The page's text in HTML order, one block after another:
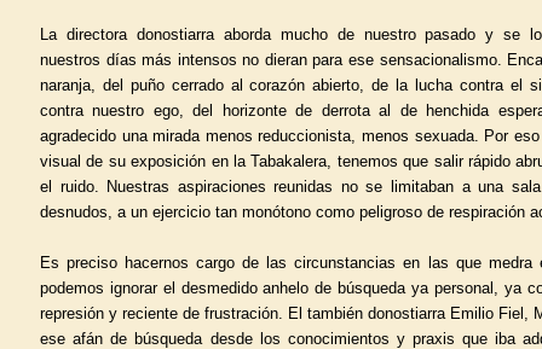
La directora donostiarra aborda mucho de nuestro pasado y se
nuestros días más intensos no dieran para ese sensacionalismo.
naranja, del puño cerrado al corazón abierto, de la lucha contra el
contra nuestro ego, del horizonte de derrota al de henchida
agradecido una mirada menos reduccionista, menos sexuada. Por
visual de su exposición en la Tabakalera, tenemos que salir rápido
el ruido. Nuestras aspiraciones reunidas no se limitaban a una
desnudos, a un ejercicio tan monótono como peligroso de respiración
Es preciso hacernos cargo de las circunstancias en las que medra
podemos ignorar el desmedido anhelo de búsqueda ya personal, ya
represión y reciente de frustración. El también donostiarra Emilio Fiel,
ese afán de búsqueda desde los conocimientos y praxis que iba